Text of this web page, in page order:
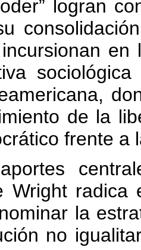
logran
en
de la
frente a
Wright
la
no